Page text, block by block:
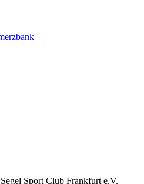
Sport Club Frankfurt e.V.